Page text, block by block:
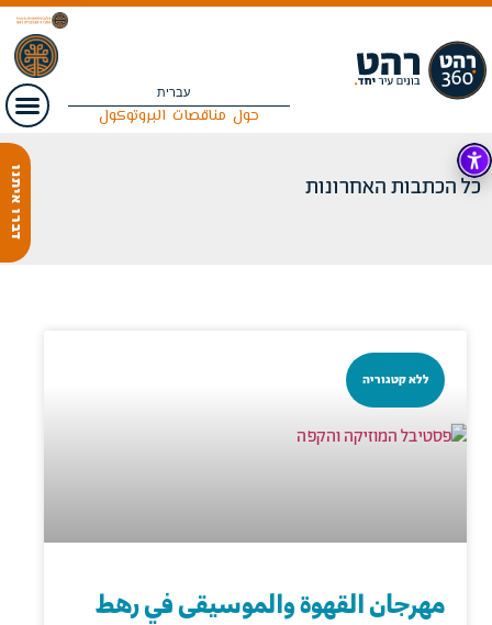
עברית
حول مناقصات البروتوكول
כל הכתבות האחרונות דברו איתנו
ללא קטגוריה
مهرجان القهوة والموسيقى في رهط